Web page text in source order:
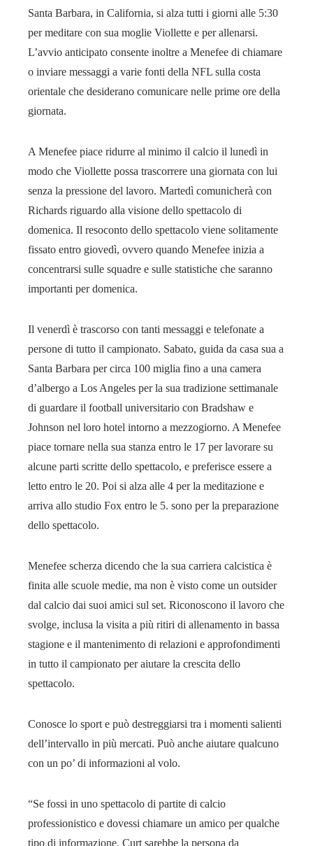
Santa Barbara, in California, si alza tutti i giorni alle 5:30
per meditare con sua moglie Viollette e per allenarsi.
L’avvio anticipato consente inoltre a Menefee di chiamare
o inviare messaggi a varie fonti della NFL sulla costa
orientale che desiderano comunicare nelle prime ore della
giornata.
A Menefee piace ridurre al minimo il calcio il lunedì in
modo che Viollette possa trascorrere una giornata con lui
senza la pressione del lavoro. Martedì comunicherà con
Richards riguardo alla visione dello spettacolo di
domenica. Il resoconto dello spettacolo viene solitamente
fissato entro giovedì, ovvero quando Menefee inizia a
concentrarsi sulle squadre e sulle statistiche che saranno
importanti per domenica.
Il venerdì è trascorso con tanti messaggi e telefonate a
persone di tutto il campionato. Sabato, guida da casa sua a
Santa Barbara per circa 100 miglia fino a una camera
d’albergo a Los Angeles per la sua tradizione settimanale
di guardare il football universitario con Bradshaw e
Johnson nel loro hotel intorno a mezzogiorno. A Menefee
piace tornare nella sua stanza entro le 17 per lavorare su
alcune parti scritte dello spettacolo, e preferisce essere a
letto entro le 20. Poi si alza alle 4 per la meditazione e
arriva allo studio Fox entro le 5. sono per la preparazione
dello spettacolo.
Menefee scherza dicendo che la sua carriera calcistica è
finita alle scuole medie, ma non è visto come un outsider
dal calcio dai suoi amici sul set. Riconoscono il lavoro che
svolge, inclusa la visita a più ritiri di allenamento in bassa
stagione e il mantenimento di relazioni e approfondimenti
in tutto il campionato per aiutare la crescita dello
spettacolo.
Conosce lo sport e può destreggiarsi tra i momenti salienti
dell’intervallo in più mercati. Può anche aiutare qualcuno
con un po’ di informazioni al volo.
“Se fossi in uno spettacolo di partite di calcio
professionistico e dovessi chiamare un amico per qualche
tipo di informazione, Curt sarebbe la persona da